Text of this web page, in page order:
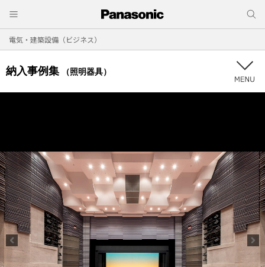
電気・建築設備（ビジネス）
納入事例集 （照明器具）